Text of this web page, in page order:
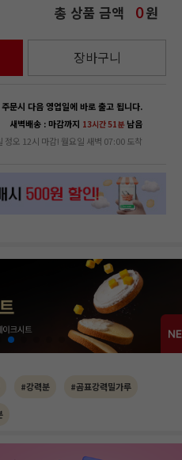
총 상품 금액 0원
장바구니
문시 다음 영업일에 바로 출고 됩니다.
새벽배송 : 마감까지 13시간 51분남음
정오 12시 마감! 월요일 새벽 07:00 도착
#강력분 #곰표강력밀가루